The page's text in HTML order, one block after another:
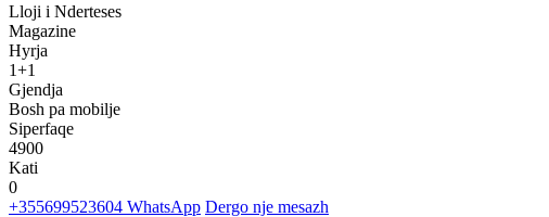
Lloji i Nderteses
Magazine
Hyrja
1+1
Gjendja
Bosh pa mobilje
Siperfaqe
4900
Kati
0
+355699523604 WhatsApp Dergo nje mesazh